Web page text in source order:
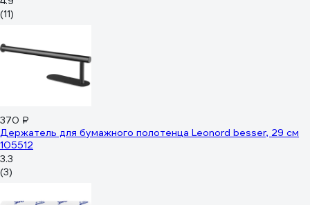
(11)
370 ₽
Держатель для бумажного полотенца Leonord besser, 29 см
105512
3.3
(3)